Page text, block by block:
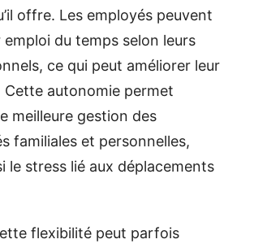
offre. Les employés peuvent
emploi du temps selon leurs
ce qui peut améliorer leur
Cette autonomie permet
meilleure gestion des
familiales et personnelles,
le stress lié aux déplacements
flexibilité peut parfois